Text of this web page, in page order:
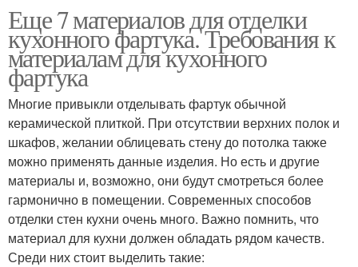
Еще 7 материалов для отделки
кухонного фартука. Требования к
материалам для кухонного
фартука
Многие привыкли отделывать фартук обычной
керамической плиткой. При отсутствии верхних полок и
шкафов, желании облицевать стену до потолка также
можно применять данные изделия. Но есть и другие
материалы и, возможно, они будут смотреться более
гармонично в помещении. Современных способов
отделки стен кухни очень много. Важно помнить, что
материал для кухни должен обладать рядом качеств.
Среди них стоит выделить такие: